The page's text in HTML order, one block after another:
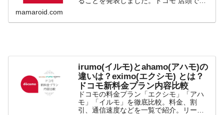
種変更などの手続きの種類によって事務
mamaroid.com
irumo(イルモ)とahamo(アハモ)の
違いは？eximo(エクシモ) とは？
ドコモ新料金プラン内容比較
ドコモの料金プラン「エクシモ」「アハ
モ」「イルモ」を徹底比較。料金、割
引、通信速度などを一覧で紹介。リーズ